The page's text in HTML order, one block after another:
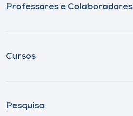
Professores e Colaboradores
Cursos
Pesquisa